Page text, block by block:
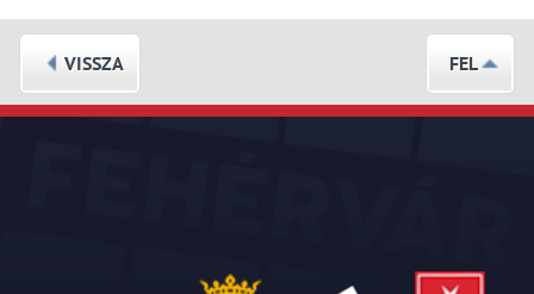
VISSZA FEL